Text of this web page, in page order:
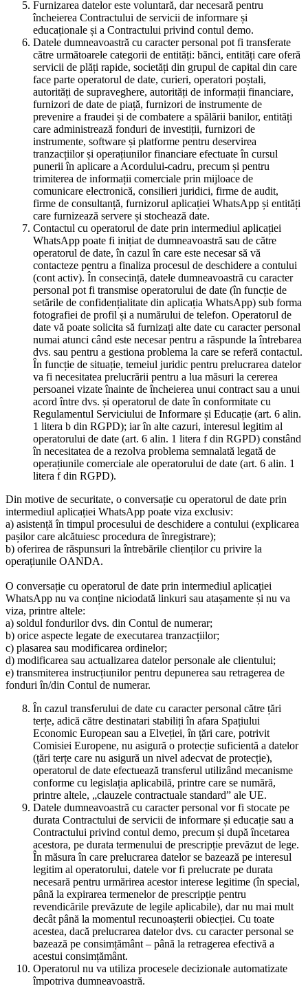
Furnizarea datelor este voluntară, dar necesară pentru
încheierea Contractului de servicii de informare și
educaționale și a Contractului privind contul demo.
Datele dumneavoastră cu caracter personal pot fi transferate
către următoarele categorii de entități: bănci, entități care oferă
servicii de plăți rapide, societăți din grupul de capital din care
face parte operatorul de date, curieri, operatori poștali,
autorități de supraveghere, autorități de informații financiare,
furnizori de date de piață, furnizori de instrumente de
prevenire a fraudei și de combatere a spălării banilor, entități
care administrează fonduri de investiții, furnizori de
instrumente, software și platforme pentru deservirea
tranzacțiilor și operațiunilor financiare efectuate în cursul
punerii în aplicare a Acordului-cadru, precum și pentru
trimiterea de informații comerciale prin mijloace de
comunicare electronică, consilieri juridici, firme de audit,
firme de consultanță, furnizorul aplicației WhatsApp și entități
care furnizează servere și stochează date.
Contactul cu operatorul de date prin intermediul aplicației
WhatsApp poate fi inițiat de dumneavoastră sau de către
operatorul de date, în cazul în care este necesar să vă
contacteze pentru a finaliza procesul de deschidere a contului
(cont activ). În consecință, datele dumneavoastră cu caracter
personal pot fi transmise operatorului de date (în funcție de
setările de confidențialitate din aplicația WhatsApp) sub forma
fotografiei de profil și a numărului de telefon. Operatorul de
date vă poate solicita să furnizați alte date cu caracter personal
numai atunci când este necesar pentru a răspunde la întrebarea
dvs. sau pentru a gestiona problema la care se referă contactul.
În funcție de situație, temeiul juridic pentru prelucrarea datelor
va fi necesitatea prelucrării pentru a lua măsuri la cererea
persoanei vizate înainte de încheierea unui contract sau a unui
acord între dvs. și operatorul de date în conformitate cu
Regulamentul Serviciului de Informare și Educație (art. 6 alin.
1 litera b din RGPD); iar în alte cazuri, interesul legitim al
operatorului de date (art. 6 alin. 1 litera f din RGPD) constând
în necesitatea de a rezolva problema semnalată legată de
operațiunile comerciale ale operatorului de date (art. 6 alin. 1
litera f din RGPD).
Din motive de securitate, o conversație cu operatorul de date prin
intermediul aplicației WhatsApp poate viza exclusiv:
a) asistență în timpul procesului de deschidere a contului (explicarea
pașilor care alcătuiesc procedura de înregistrare);
b) oferirea de răspunsuri la întrebările clienților cu privire la
operațiunile OANDA.
O conversație cu operatorul de date prin intermediul aplicației
WhatsApp nu va conține niciodată linkuri sau atașamente și nu va
viza, printre altele:
a) soldul fondurilor dvs. din Contul de numerar;
b) orice aspecte legate de executarea tranzacțiilor;
c) plasarea sau modificarea ordinelor;
d) modificarea sau actualizarea datelor personale ale clientului;
e) transmiterea instrucțiunilor pentru depunerea sau retragerea de
fonduri în/din Contul de numerar.
În cazul transferului de date cu caracter personal către țări
terțe, adică către destinatari stabiliți în afara Spațiului
Economic European sau a Elveției, în țări care, potrivit
Comisiei Europene, nu asigură o protecție suficientă a datelor
(țări terțe care nu asigură un nivel adecvat de protecție),
operatorul de date efectuează transferul utilizând mecanisme
conforme cu legislația aplicabilă, printre care se numără,
printre altele, „clauzele contractuale standard” ale UE.
Datele dumneavoastră cu caracter personal vor fi stocate pe
durata Contractului de servicii de informare și educație sau a
Contractului privind contul demo, precum și după încetarea
acestora, pe durata termenului de prescripție prevăzut de lege.
În măsura în care prelucrarea datelor se bazează pe interesul
legitim al operatorului, datele vor fi prelucrate pe durata
necesară pentru urmărirea acestor interese legitime (în special,
până la expirarea termenelor de prescripție pentru
revendicările prevăzute de legile aplicabile), dar nu mai mult
decât până la momentul recunoașterii obiecției. Cu toate
acestea, dacă prelucrarea datelor dvs. cu caracter personal se
bazează pe consimțământ – până la retragerea efectivă a
acestui consimțământ.
Operatorul nu va utiliza procesele decizionale automatizate
împotriva dumneavoastră.